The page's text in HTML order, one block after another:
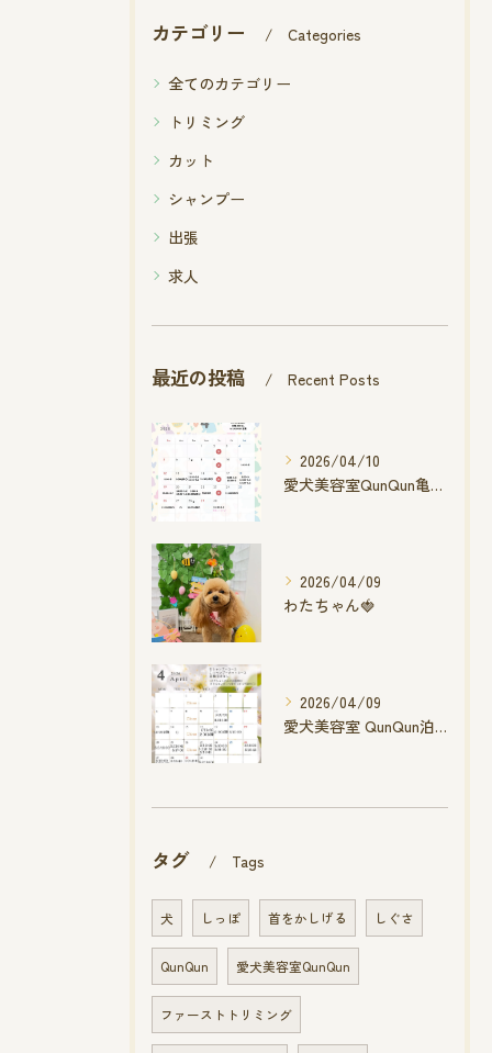
カテゴリー Categories
全てのカテゴリー
トリミング
カット
シャンプー
出張
求人
最近の投稿 Recent Posts
2026/04/10
愛犬美容室QunQun亀山エコー店
2026/04/09
わたちゃん🍓
2026/04/09
愛犬美容室 QunQun泊店 4月空き状況です
タグ Tags
犬 しっぽ 首をかしげる しぐさ
QunQun 愛犬美容室QunQun
ファーストトリミング